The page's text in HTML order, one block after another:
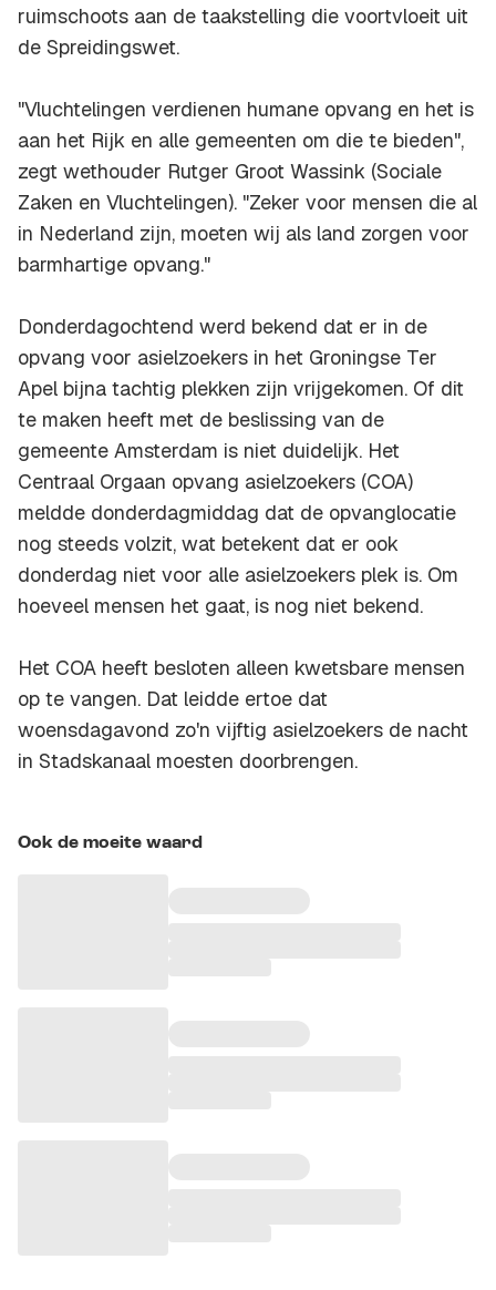
ruimschoots aan de taakstelling die voortvloeit uit
de Spreidingswet.
"Vluchtelingen verdienen humane opvang en het is
aan het Rijk en alle gemeenten om die te bieden",
zegt wethouder Rutger Groot Wassink (Sociale
Zaken en Vluchtelingen). "Zeker voor mensen die al
in Nederland zijn, moeten wij als land zorgen voor
barmhartige opvang."
Donderdagochtend werd bekend dat er in de
opvang voor asielzoekers in het Groningse Ter
Apel bijna tachtig plekken zijn vrijgekomen. Of dit
te maken heeft met de beslissing van de
gemeente Amsterdam is niet duidelijk. Het
Centraal Orgaan opvang asielzoekers (COA)
meldde donderdagmiddag dat de opvanglocatie
nog steeds volzit, wat betekent dat er ook
donderdag niet voor alle asielzoekers plek is. Om
hoeveel mensen het gaat, is nog niet bekend.
Het COA heeft besloten alleen kwetsbare mensen
op te vangen. Dat leidde ertoe dat
woensdagavond zo'n vijftig asielzoekers de nacht
in Stadskanaal moesten doorbrengen.
Ook de moeite waard